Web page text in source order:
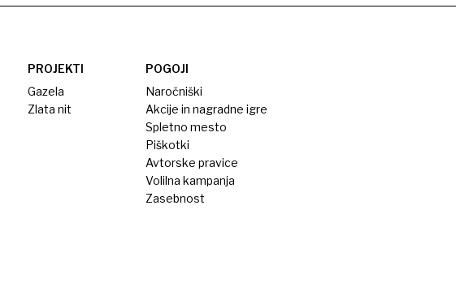
PROJEKTI
Gazela
Zlata nit
POGOJI
Naročniški
Akcije in nagradne igre
Spletno mesto
Piškotki
Avtorske pravice
Volilna kampanja
Zasebnost